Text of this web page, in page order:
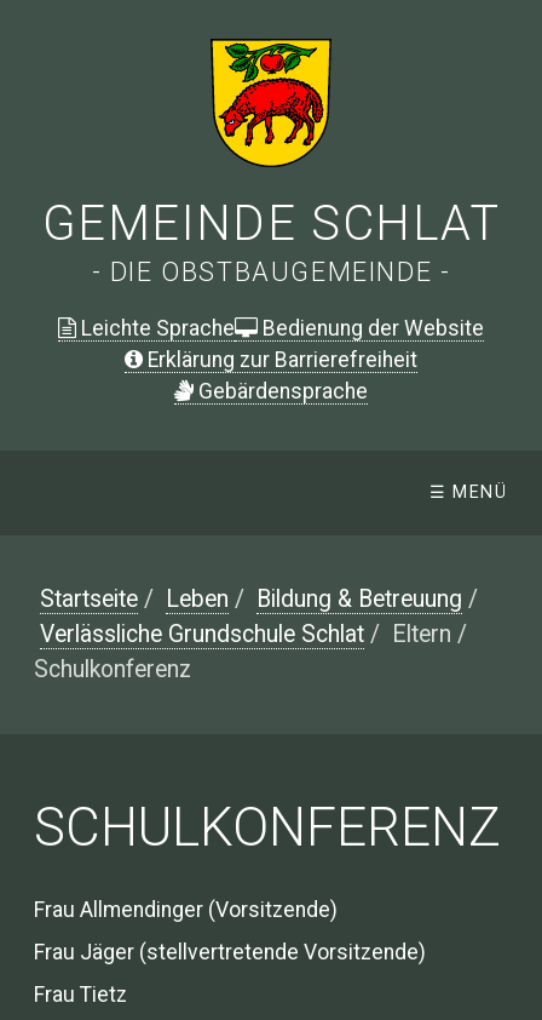
GEMEINDE SCHLAT
- DIE OBSTBAUGEMEINDE -
Leichte Sprache
Bedienung der Website
Erklärung zur Barrierefreiheit
Gebärdensprache
☰ MENÜ
Startseite / Leben / Bildung & Betreuung /
Verlässliche Grundschule Schlat / Eltern /
Schulkonferenz
SCHULKONFERENZ
Frau Allmendinger (Vorsitzende)
Frau Jäger (stellvertretende Vorsitzende)
Frau Tietz